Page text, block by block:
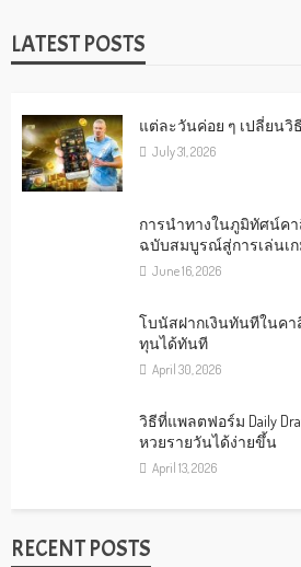
LATEST POSTS
แต่ละวันค่อย ๆ เปลี่ยนวิ
July 31, 2026
การนำทางในภูมิทัศน์ค
ฉบับสมบูรณ์สู่การเล่นเ
June 16, 2026
โบนัสฝากเงินทันทีในค
ทุนได้ทันที
April 30, 2026
วิธีที่แพลตฟอร์ม Daily
หวยรายวันได้ง่ายขึ้น
April 13, 2026
RECENT POSTS